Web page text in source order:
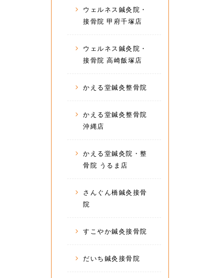
ウェルネス鍼灸院・
接骨院 甲府千塚店
ウェルネス鍼灸院・
接骨院 高崎飯塚店
かえる堂鍼灸整骨院
かえる堂鍼灸整骨院
沖縄店
かえる堂鍼灸院・整
骨院 うるま店
さんぐん橋鍼灸接骨
院
すこやか鍼灸接骨院
だいち鍼灸接骨院